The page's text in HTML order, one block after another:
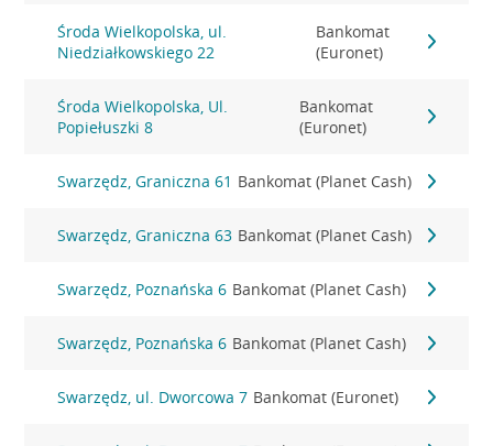
Środa Wielkopolska, ul.
Niedziałkowskiego 22
Bankomat
(Euronet)
Środa Wielkopolska, Ul.
Popiełuszki 8
Bankomat
(Euronet)
Swarzędz, Graniczna 61 Bankomat (Planet Cash)
Swarzędz, Graniczna 63 Bankomat (Planet Cash)
Swarzędz, Poznańska 6 Bankomat (Planet Cash)
Swarzędz, Poznańska 6 Bankomat (Planet Cash)
Swarzędz, ul. Dworcowa 7 Bankomat (Euronet)